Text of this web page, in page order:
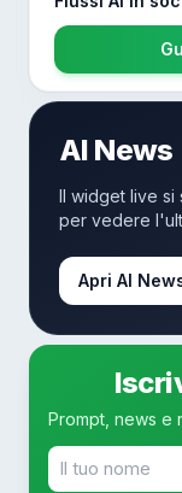
AI News
Il widget live si
per vedere
Apri AI
Prompt, news e